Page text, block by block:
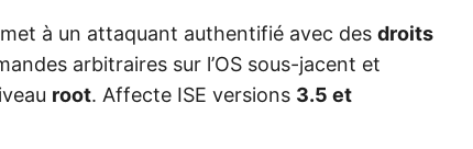
à un attaquant authentifié avec des droits
arbitraires sur l’OS sous-jacent et
root. Affecte ISE versions 3.5 et